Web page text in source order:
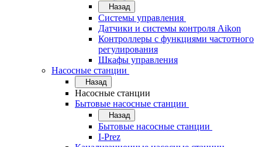
Назад
Системы управления
Датчики и системы контроля Aikon
Контроллеры с функциями частотного
регулирования
Шкафы управления
Насосные станции
Назад
Насосные станции
Бытовые насосные станции
Назад
Бытовые насосные станции
I-Prez